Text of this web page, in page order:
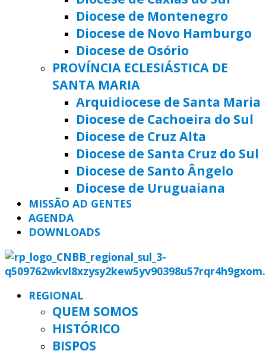
Diocese de Montenegro
Diocese de Novo Hamburgo
Diocese de Osório
PROVÍNCIA ECLESIÁSTICA DE
SANTA MARIA
Arquidiocese de Santa Maria
Diocese de Cachoeira do Sul
Diocese de Cruz Alta
Diocese de Santa Cruz do Sul
Diocese de Santo Ângelo
Diocese de Uruguaiana
MISSÃO AD GENTES
AGENDA
DOWNLOADS
REGIONAL
QUEM SOMOS
HISTÓRICO
BISPOS